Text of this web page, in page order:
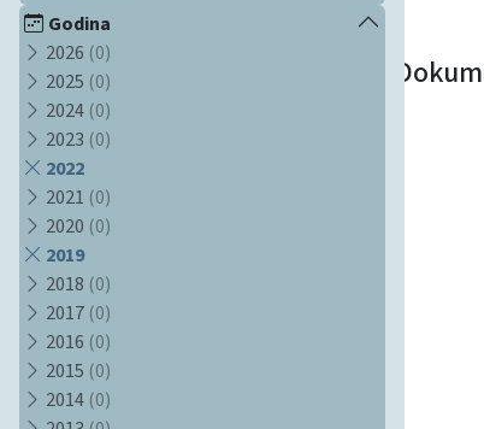
Godina
2026 (0)
2025 (0)
2024 (0)
2023 (0)
2022
2021 (0)
2020 (0)
2019
2018 (0)
2017 (0)
2016 (0)
2015 (0)
2014 (0)